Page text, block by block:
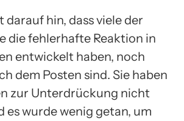
darauf hin, dass viele der
die fehlerhafte Reaktion in
entwickelt haben, noch
dem Posten sind. Sie haben
zur Unterdrückung nicht
es wurde wenig getan, um